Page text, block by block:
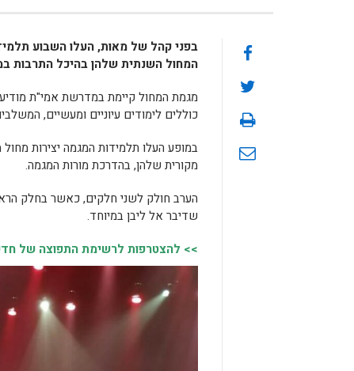
בפני קהל של מאות, העלו השבוע
המחול השנתית שלהן בהיכל התרבות
מגמת המחול קיימת במדרשת אמי"ת
כוללים לימודים עיוניים ומעשיים,
במופע העלו תלמידות המגמה יצירות מחול
מקורית שלהן, בהדרכת מורות המגמה.
הערב חולק לשני חלקים, כאשר בחלק
שדיבר אל ליבן במיוחד.
>> להצטרפות לרשימת התפוצה של